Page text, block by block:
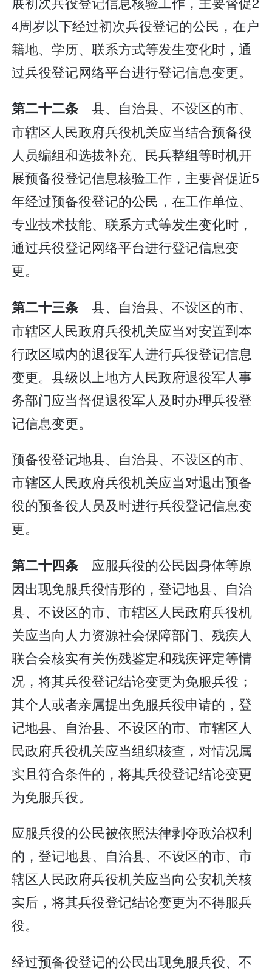
4周岁以下经过初次兵役登记的公民，在户
籍地、学历、联系方式等发生变化时，通
过兵役登记网络平台进行登记信息变更。
第二十二条 县、自治县、不设区的市、
市辖区人民政府兵役机关应当结合预备役
人员编组和选拔补充、民兵整组等时机开
展预备役登记信息核验工作，主要督促近5
年经过预备役登记的公民，在工作单位、
专业技术技能、联系方式等发生变化时，
通过兵役登记网络平台进行登记信息变
更。
第二十三条 县、自治县、不设区的市、
市辖区人民政府兵役机关应当对安置到本
行政区域内的退役军人进行兵役登记信息
变更。县级以上地方人民政府退役军人事
务部门应当督促退役军人及时办理兵役登
记信息变更。
预备役登记地县、自治县、不设区的市、
市辖区人民政府兵役机关应当对退出预备
役的预备役人员及时进行兵役登记信息变
更。
第二十四条 应服兵役的公民因身体等原
因出现免服兵役情形的，登记地县、自治
县、不设区的市、市辖区人民政府兵役机
关应当向人力资源社会保障部门、残疾人
联合会核实有关伤残鉴定和残疾评定等情
况，将其兵役登记结论变更为免服兵役；
其个人或者亲属提出免服兵役申请的，登
记地县、自治县、不设区的市、市辖区人
民政府兵役机关应当组织核查，对情况属
实且符合条件的，将其兵役登记结论变更
为免服兵役。
应服兵役的公民被依照法律剥夺政治权利
的，登记地县、自治县、不设区的市、市
辖区人民政府兵役机关应当向公安机关核
实后，将其兵役登记结论变更为不得服兵
役。
经过预备役登记的公民出现免服兵役、不